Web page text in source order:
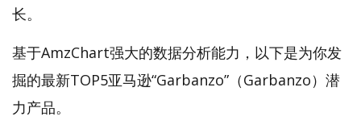
长。
基于AmzChart强大的数据分析能力，以下是为你发
掘的最新TOP5亚马逊“Garbanzo”（Garbanzo）潜
力产品。